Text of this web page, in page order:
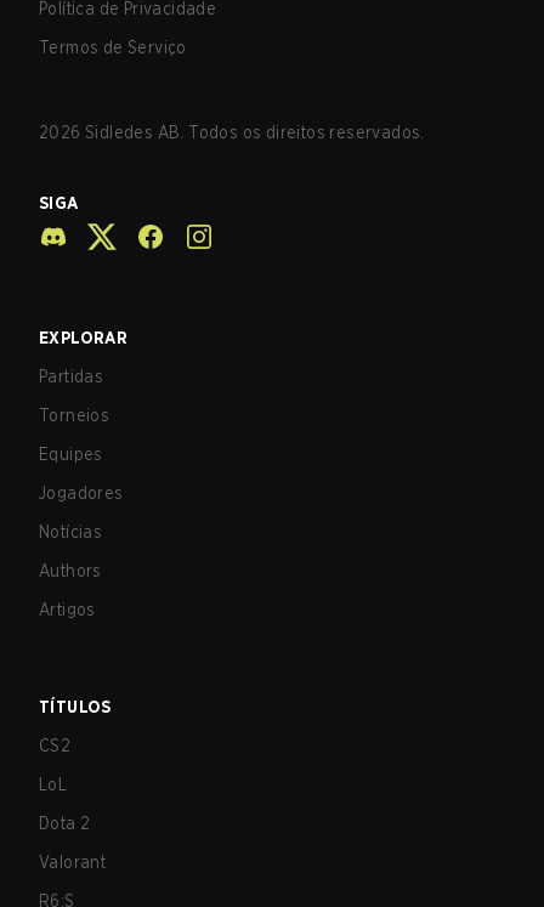
Política de Privacidade
Termos de Serviço
2026 Sidledes AB. Todos os direitos reservados.
SIGA
EXPLORAR
Partidas
Torneios
Equipes
Jogadores
Notícias
Authors
Artigos
TÍTULOS
CS2
LoL
Dota 2
Valorant
R6:S